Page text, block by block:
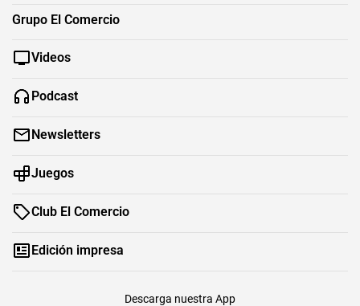
Grupo El Comercio
Videos
Podcast
Newsletters
Juegos
Club El Comercio
Edición impresa
Descarga nuestra App